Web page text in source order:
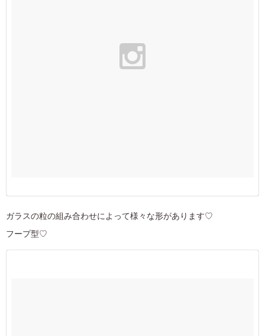
ガラスの粒の組み合わせによって様々な形があります♡
フープ型♡